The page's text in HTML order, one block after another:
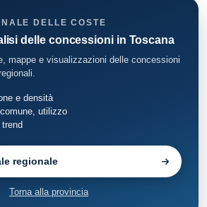
DELLE COSTE
delle concessioni in Toscana
mappe e visualizzazioni delle concessioni
e densità
utilizzo
regionale
Torna alla provincia